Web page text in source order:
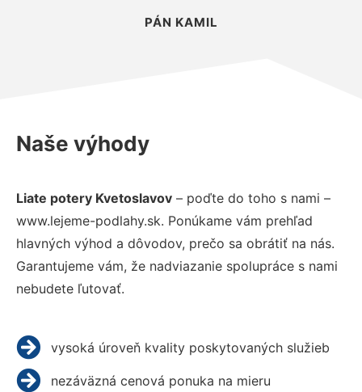
PÁN KAMIL
Naše výhody
Liate potery Kvetoslavov – poďte do toho s nami –
www.lejeme-podlahy.sk. Ponúkame vám prehľad
hlavných výhod a dôvodov, prečo sa obrátiť na nás.
Garantujeme vám, že nadviazanie spolupráce s nami
nebudete ľutovať.
vysoká úroveň kvality poskytovaných služieb
nezáväzná cenová ponuka na mieru